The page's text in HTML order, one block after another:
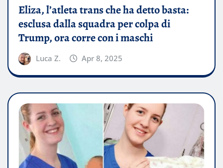
Eliza, l’atleta trans che ha detto basta:
esclusa dalla squadra per colpa di
Trump, ora corre con i maschi
Luca Z. Apr 8, 2025